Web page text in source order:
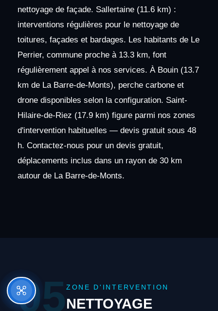
nettoyage de façade. Sallertaine (11.6 km) :
interventions régulières pour le nettoyage de
toitures, façades et bardages. Les habitants de Le
Perrier, commune proche à 13.3 km, font
régulièrement appel à nos services. À Bouin (13.7
km de La Barre-de-Monts), perche carbone et
drone disponibles selon la configuration. Saint-
Hilaire-de-Riez (17.9 km) figure parmi nos zones
d'intervention habituelles — devis gratuit sous 48
h. Contactez-nous pour un devis gratuit,
déplacements inclus dans un rayon de 30 km
autour de La Barre-de-Monts.
05 ZONE D'INTERVENTION
NETTOYAGE